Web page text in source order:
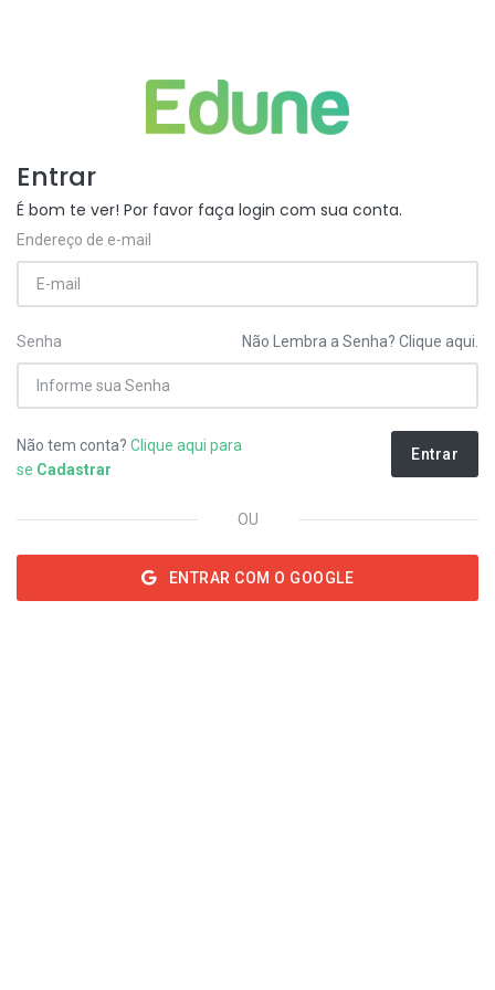
Entrar
É bom te ver! Por favor faça login com sua conta.
Endereço de e-mail
Senha Não Lembra a Senha? Clique aqui.
Não tem conta? Clique aqui para
se Cadastrar
Entrar
OU
ENTRAR COM O GOOGLE